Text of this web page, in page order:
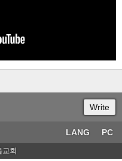
Write
PC
LANG
회